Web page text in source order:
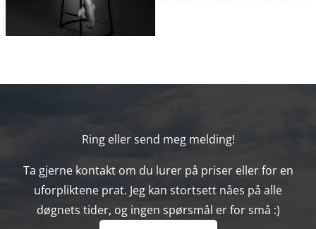
Ring eller send meg melding!
Ta gjerne kontakt om du lurer på priser eller for en
uforpliktene prat. Jeg kan stortsett nåes på alle
døgnets tider, og ingen spørsmål er for små :)